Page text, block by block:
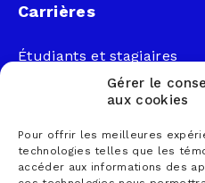
Gérer le
aux cookies
Pour offrir les meilleures
technologies telles que les
accéder aux informations des
Carrières
Étudiants et stagiaires
Professionnels
Nous joindre
1 866 833-2114 (sans
frais)